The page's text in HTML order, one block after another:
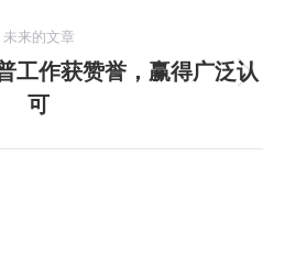
的
文
章：
未来的文章
未
来
的
工作获赞誉，赢得广泛认
可